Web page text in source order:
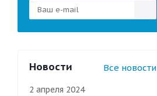
Новости Все новости
2 апреля 2024